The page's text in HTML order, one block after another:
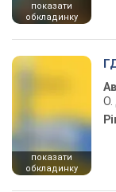
показати
обкладинку
показати
обкладинку
О.